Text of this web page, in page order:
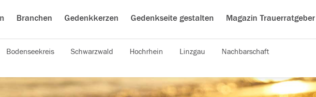
Branchen Gedenkkerzen Gedenkseite gestalten Magazin Trauerratgeber
Bodenseekreis Schwarzwald Hochrhein Linzgau Nachbarschaft